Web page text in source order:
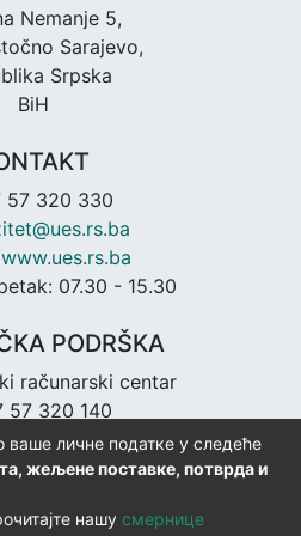
Nemanje 5,
Sarajevo,
Srpska
BiH
57 320 330
07.30 - 15.30
PODRŠKA
računarski centar
57 320 140
личне податке у следеће
жељене поставке, потврда и
нашу смернице